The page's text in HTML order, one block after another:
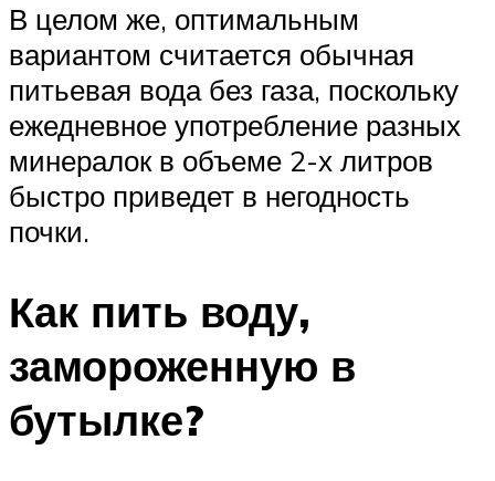
В целом же, оптимальным
вариантом считается обычная
питьевая вода без газа, поскольку
ежедневное употребление разных
минералок в объеме 2-х литров
быстро приведет в негодность
почки.
Как пить воду,
замороженную в
бутылке?